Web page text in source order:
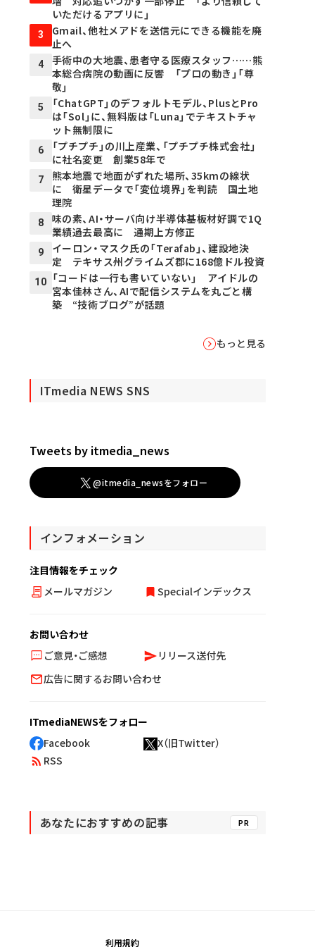
いただけるアプリに」
3
Gmail、他社メアドを送信元にできる機能を廃
止へ
4
手術中の大地震、患者守る医療スタッフ……熊
本総合病院の動画に反響 「プロの動き」「尊
敬」
5
「ChatGPT」のデフォルトモデル、PlusとPro
は「Sol」に、無料版は「Luna」でテキストチャ
ット無制限に
6
「プチプチ」の川上産業、「プチプチ株式会社」
に社名変更 創業58年で
7
熊本地震で地面がずれた場所、35kmの線状
に 衛星データで「変位境界」を判読 国土地
理院
8
味の素、AI・サーバ向け半導体基板材好調で1Q
業績過去最高に 通期上方修正
9
イーロン・マスク氏の「Terafab」、建設地決
定 テキサス州グライムズ郡に168億ドル投資
10
「コードは一行も書いていない」 アイドルの
宮本佳林さん、AIで配信システムを丸ごと構
築 “技術ブログ”が話題
もっと見る
ITmedia NEWS SNS
Tweets by itmedia_news
@itmedia_newsをフォロー
インフォメーション
注目情報をチェック
メールマガジン
Specialインデックス
お問い合わせ
ご意見・ご感想
リリース送付先
広告に関するお問い合わせ
ITmediaNEWSをフォロー
Facebook
X（旧Twitter）
RSS
あなたにおすすめの記事 PR
利用規約